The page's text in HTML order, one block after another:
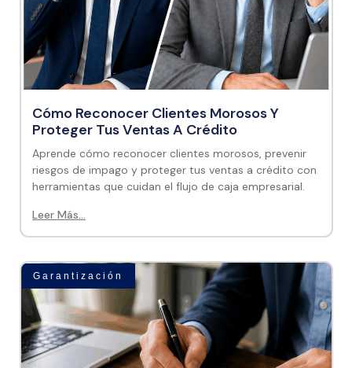
Cómo Reconocer Clientes Morosos Y
Proteger Tus Ventas A Crédito
Aprende cómo reconocer clientes morosos, prevenir
riesgos de impago y proteger tus ventas a crédito con
herramientas que cuidan el flujo de caja empresarial.
Leer Más...
Garantización